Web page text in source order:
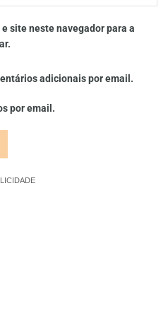
site neste navegador para a
adicionais por email.
por email.